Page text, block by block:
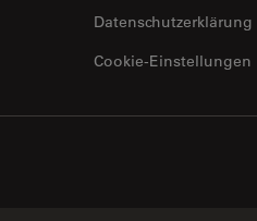
Datenschutzerklärung
Cookie-Einstellungen